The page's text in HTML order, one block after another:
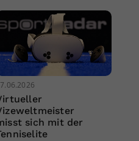
sich mit der